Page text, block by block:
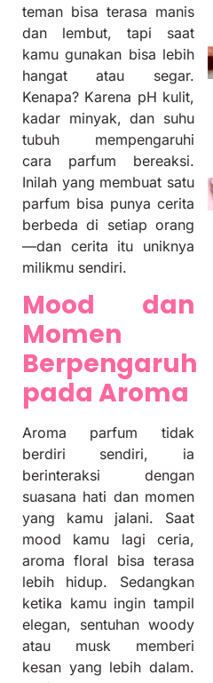
teman bisa terasa manis
dan lembut, tapi saat
kamu gunakan bisa lebih
hangat atau segar.
Kenapa? Karena pH kulit,
kadar minyak, dan suhu
tubuh mempengaruhi
cara parfum bereaksi.
Inilah yang membuat satu
parfum bisa punya cerita
berbeda di setiap orang
—dan cerita itu uniknya
milikmu sendiri.
Mood dan
Momen
Berpengaruh
pada Aroma
Aroma parfum tidak
berdiri sendiri, ia
berinteraksi dengan
suasana hati dan momen
yang kamu jalani. Saat
mood kamu lagi ceria,
aroma floral bisa terasa
lebih hidup. Sedangkan
ketika kamu ingin tampil
elegan, sentuhan woody
atau musk memberi
kesan yang lebih dalam.